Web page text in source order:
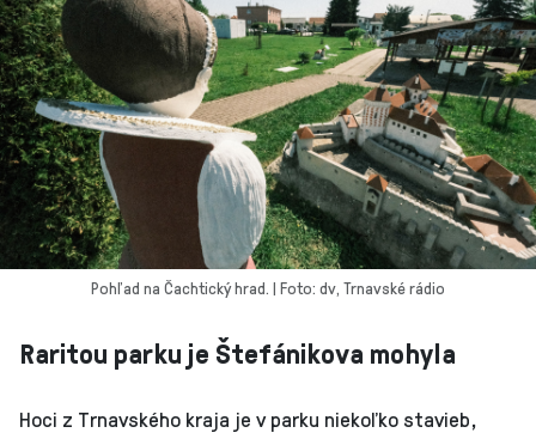
Pohľad na Čachtický hrad. | Foto: dv, Trnavské rádio
Raritou parku je Štefánikova mohyla
Hoci z Trnavského kraja je v parku niekoľko stavieb,